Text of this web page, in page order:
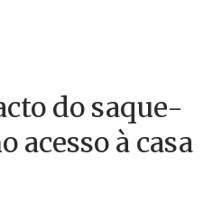
do saque-
acesso à casa